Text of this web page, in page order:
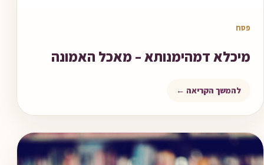
פסח
מיכלא דמהימנותא – מאכל האמונה
להמשך הקריאה ←